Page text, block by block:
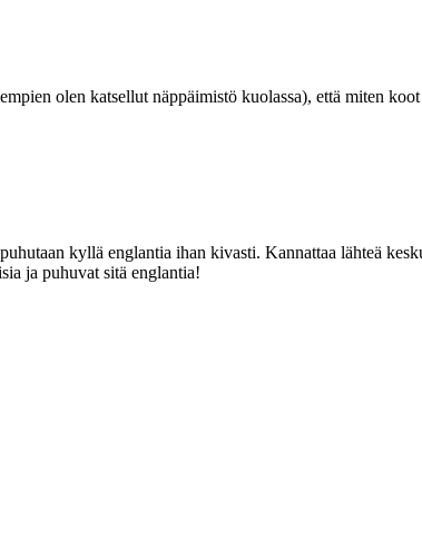
olen katsellut näppäimistö kuolassa), että miten
kyllä englantia ihan kivasti. Kannattaa lähteä
ja puhuvat sitä englantia!